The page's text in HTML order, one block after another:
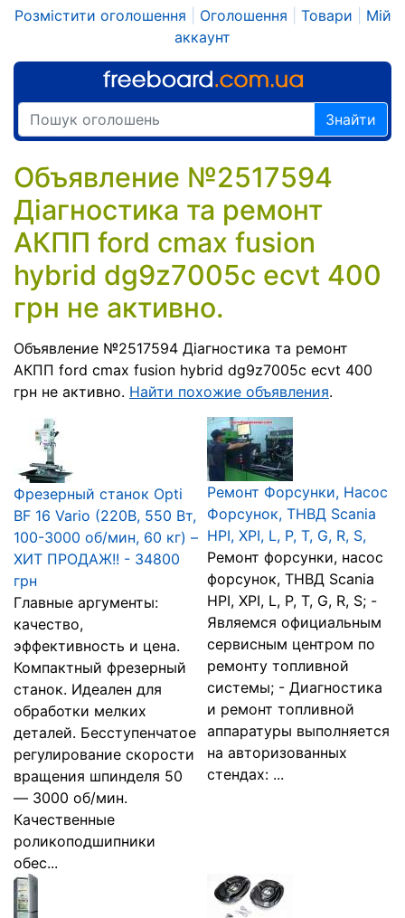
Розмістити оголошення Оголошення Товари
Мій
аккаунт
Знайти
Объявление №2517594
Діагностика та ремонт
АКПП ford cmax fusion
hybrid dg9z7005c ecvt 400
грн не активно.
Объявление №2517594 Діагностика та ремонт
АКПП ford cmax fusion hybrid dg9z7005c ecvt 400
грн не активно. Найти похожие объявления.
Фрезерный станок Opti
BF 16 Vario (220В, 550 Вт,
100-3000 об/мин, 60 кг) –
ХИТ ПРОДАЖ!! - 34800
грн
Главные аргументы:
качество,
эффективность и цена.
Компактный фрезерный
станок. Идеален для
обработки мелких
деталей. Бесступенчатое
регулирование скорости
вращения шпинделя 50
— 3000 об/мин.
Качественные
роликоподшипники
обес...
Ремонт Форсунки, Насос
Форсунок, ТНВД Scania
HPI, XPI, L, P, T, G, R, S,
Ремонт форсунки, насос
форсунок, ТНВД Scania
HPI, XPI, L, P, T, G, R, S; -
Являемся официальным
сервисным центром по
ремонту топливной
системы; - Диагностика
и ремонт топливной
аппаратуры выполняется
на авторизованных
стендах: ...